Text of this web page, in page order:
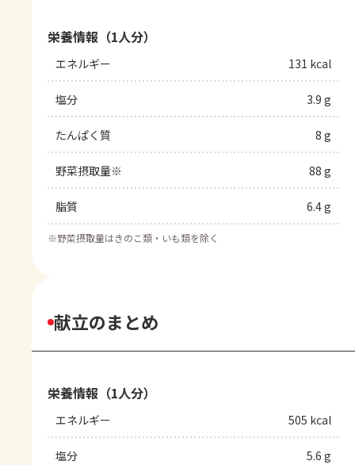
栄養情報（1人分）
エネルギー 131 kcal
塩分 3.9 g
たんぱく質 8 g
野菜摂取量※ 88 g
脂質 6.4 g
※野菜摂取量はきのこ類・いも類を除く
献立のまとめ
栄養情報（1人分）
エネルギー 505 kcal
塩分 5.6 g